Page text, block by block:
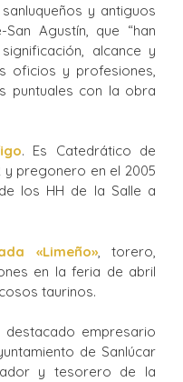
y antiguos
Agustín, que “han
alcance y
oficios y profesiones,
puntuales con la obra
. Es Catedrático de
y pregonero en el 2005
los HH de la Salle a
«Limeño», torero,
en la feria de abril
taurinos.
destacado empresario
de Sanlúcar
y tesorero de la